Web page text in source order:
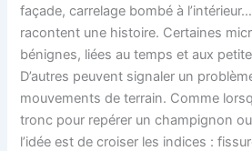
façade, carrelage bombé à
racontent une histoire. Certaines
bénignes, liées au temps et aux
D’autres peuvent signaler un
mouvements de terrain. Comme
tronc pour repérer un champignon
l’idée est de croiser les indices :